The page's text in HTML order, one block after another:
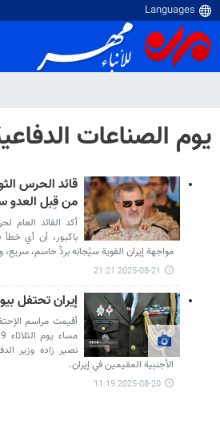
يوم الصناعات
قائد الحرس
من قِبل العدو
أكد القائد العام
باكبور، أن أي
مواجهة إيران القوية سيُجابَه بردٍّ حاسم،
2025-08-21 21:21
إيران تحتفل
أقيمت مراسم
نصير زاده وزير
الأجنبية المقيمين في إيران.
2025-08-20 11:19